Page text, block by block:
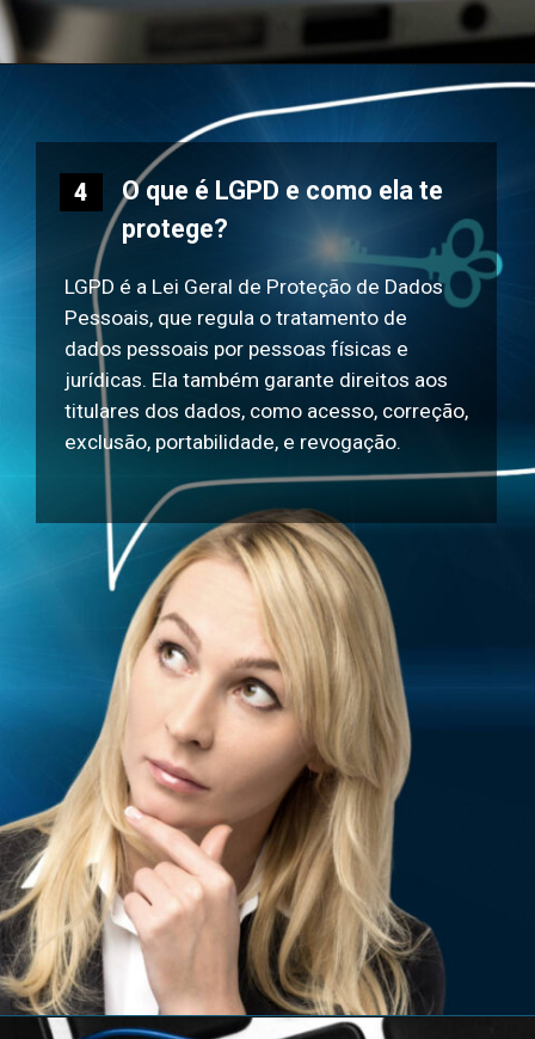
O que é LGPD e como ela te
protege?
LGPD é a Lei Geral de Proteção de Dados
Pessoais, que regula o tratamento de
dados pessoais por pessoas físicas e
jurídicas. Ela também garante direitos aos
titulares dos dados, como acesso, correção,
exclusão, portabilidade, e revogação.
4